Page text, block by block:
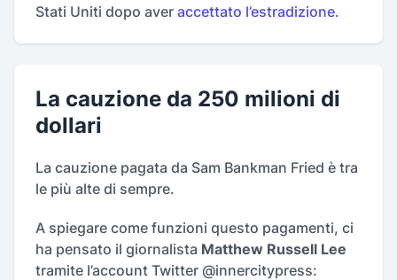
Stati Uniti dopo aver accettato l’estradizione.
La cauzione da 250 milioni di
dollari
La cauzione pagata da Sam Bankman Fried è tra
le più alte di sempre.
A spiegare come funzioni questo pagamenti, ci
ha pensato il giornalista Matthew Russell Lee
tramite l’account Twitter @innercitypress: